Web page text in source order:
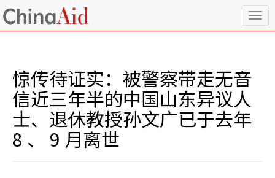
T
o
惊传待证实：被警察带走无音
信近三年半的中国山东异议人
士、退休教授孙文广已于去年
8 、 9 月离世